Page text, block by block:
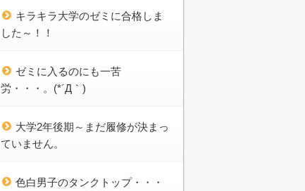
キラキラ大学のゼミに合格しま
した～！！
ゼミに入るのにも一苦
労・・・。(*´Д｀)
大学2年後期～まだ履修が決まっ
ていません。
色白男子のタンクトップ・・・